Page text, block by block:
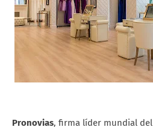
Pronovias, firma líder mundial